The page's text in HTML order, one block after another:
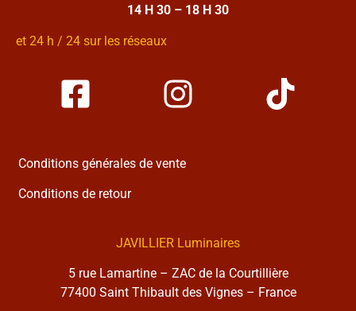
14 H 30 – 18 H 30
et 24 h / 24 sur les réseaux
Conditions générales de vente
Conditions de retour
JAVILLIER Luminaires
5 rue Lamartine – ZAC de la Courtillière
77400 Saint Thibault des Vignes – France